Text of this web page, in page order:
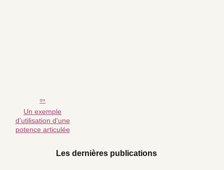
Un exemple
d'utilisation d'une
potence articulée
Les dernières publications